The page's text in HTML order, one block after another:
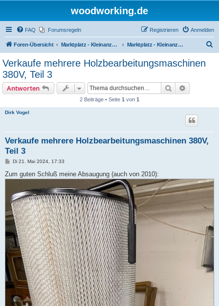
woodworking.de
FAQ Forumsregeln Anmelden
Registrieren
Foren-Übersicht Marktplatz - Kleinanzeigen auf Woodworking.de Marktplatz - Kleinanzeigen
Verkaufe mehrere Holzbearbeitungsmaschinen
380V, Teil 3
Antworten Suche
2 Beiträge • Seite 1 von 1
Dirk Vogel
Verkaufe mehrere Holzbearbeitungsmaschinen 380V,
Teil 3
B
i
t
g
Di 21. Mai 2024, 17:33
Zum guten Schluß meine Absaugung (auch von 2010):